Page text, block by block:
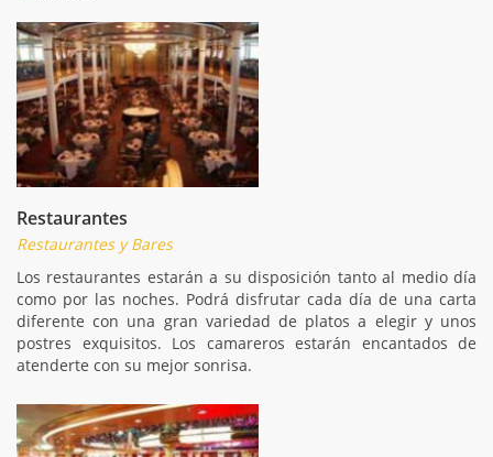
Restaurantes
Restaurantes y Bares
Los restaurantes estarán a su disposición tanto al medio día
como por las noches. Podrá disfrutar cada día de una carta
diferente con una gran variedad de platos a elegir y unos
postres exquisitos. Los camareros estarán encantados de
atenderte con su mejor sonrisa.